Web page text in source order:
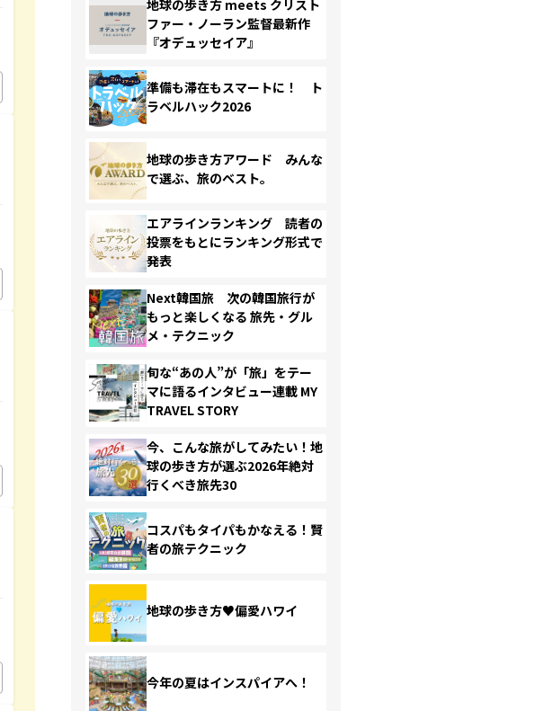
地球の歩き方 meets クリスト
ファー・ノーラン監督最新作
『オデュッセイア』
準備も滞在もスマートに！ ト
ラベルハック2026
地球の歩き方アワード みんな
で選ぶ、旅のベスト。
エアラインランキング 読者の
投票をもとにランキング形式で
発表
Next韓国旅 次の韓国旅行が
もっと楽しくなる 旅先・グル
メ・テクニック
旬な“あの人”が「旅」をテー
マに語るインタビュー連載 MY
TRAVEL STORY
今、こんな旅がしてみたい！地
球の歩き方が選ぶ2026年絶対
行くべき旅先30
コスパもタイパもかなえる！賢
者の旅テクニック
地球の歩き方♥偏愛ハワイ
今年の夏はインスパイアへ！